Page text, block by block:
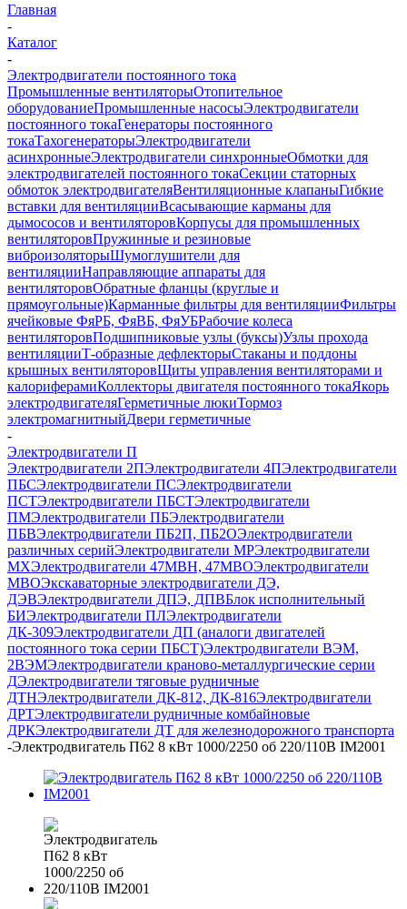
Главная
-
Каталог
-
Электродвигатели постоянного тока
Промышленные вентиляторыОтопительное
оборудованиеПромышленные насосыЭлектродвигатели
постоянного токаГенераторы постоянного
токаТахогенераторыЭлектродвигатели
асинхронныеЭлектродвигатели синхронныеОбмотки для
электродвигателей постоянного токаСекции статорных
обмоток электродвигателяВентиляционные клапаныГибкие
вставки для вентиляцииВсасывающие карманы для
дымососов и вентиляторовКорпусы для промышленных
вентиляторовПружинные и резиновые
виброизоляторыШумоглушители для
вентиляцииНаправляющие аппараты для
вентиляторовОбратные фланцы (круглые и
прямоугольные)Карманные фильтры для вентиляцииФильтры
ячейковые ФяРБ, ФяВБ, ФяУБРабочие колеса
вентиляторовПодшипниковые узлы (буксы)Узлы прохода
вентиляцииТ-образные дефлекторыСтаканы и поддоны
крышных вентиляторовЩиты управления вентиляторами и
калориферамиКоллекторы двигателя постоянного токаЯкорь
электродвигателяГерметичные люкиТормоз
электромагнитныйДвери герметичные
-
Электродвигатели П
Электродвигатели 2ПЭлектродвигатели 4ПЭлектродвигатели
ПБСЭлектродвигатели ПСЭлектродвигатели
ПСТЭлектродвигатели ПБСТЭлектродвигатели
ПМЭлектродвигатели ПБЭлектродвигатели
ПБВЭлектродвигатели ПБ2П, ПБ2ОЭлектродвигатели
различных серийЭлектродвигатели МРЭлектродвигатели
MXЭлектродвигатели 47MBH, 47МВОЭлектродвигатели
MBOЭкскаваторные электродвигатели ДЭ,
ДЭВЭлектродвигатели ДПЭ, ДПВБлок исполнительный
БИЭлектродвигатели ПЛЭлектродвигатели
ДК-309Электродвигатели ДП (аналоги двигателей
постоянного тока серии ПБСТ)Электродвигатели ВЭМ,
2ВЭМЭлектродвигатели краново-металлургические серии
ДЭлектродвигатели тяговые рудничные
ДТНЭлектродвигатели ДК-812, ДК-816Электродвигатели
ДРТЭлектродвигатели рудничные комбайновые
ДРКЭлектродвигатели ДТ для железнодорожного транспорта
-Электродвигатель П62 8 кВт 1000/2250 об 220/110В IM2001